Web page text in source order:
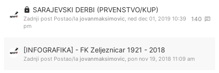
SARAJEVSKI DERBI (PRVENSTVO/KUP)
140
Zadnji post Postao/la jovanmaksimovic, ned dec 01, 2019 10:39
pm
[INFOGRAFIKA] - FK Zeljeznicar 1921 - 2018
Zadnji post Postao/la jovanmaksimovic, pon nov 19, 2018 11:09 am